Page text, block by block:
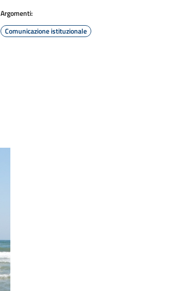
Argomenti:
Comunicazione istituzionale